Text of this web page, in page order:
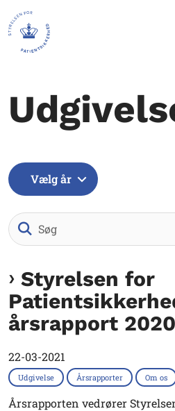
Vælg år
Styrelsen for
årsrapport 2020
22-03-2021
Udgivelse Årsrapporter Om os
Årsrapporten vedrører